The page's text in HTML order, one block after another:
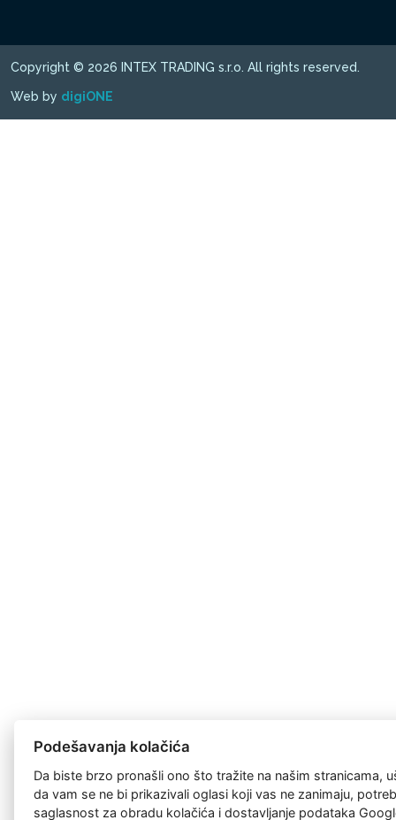
Copyright © 2026 INTEX TRADING s.r.o. All rights reserved.
Web by digiONE
Podešavanja kolačića
Da biste brzo pronašli ono što tražite na našim stranicama,
da vam se ne bi prikazivali oglasi koji vas ne zanimaju,
saglasnost zaobradu kolačića i dostavljanje podataka